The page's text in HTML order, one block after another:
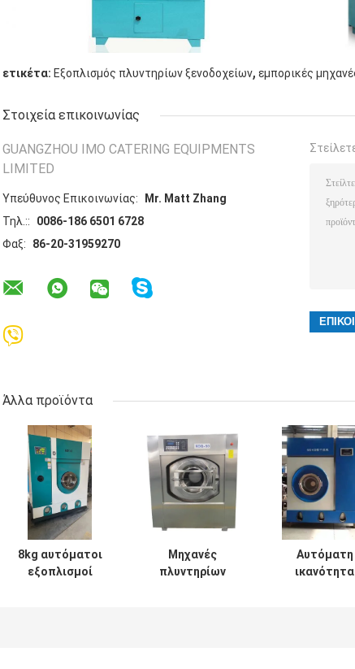
ετικέτα: Εξοπλισμός πλυντηρίων ξενοδοχείων, εμπορικές
Στοιχεία επικοινωνίας
GUANGZHOU IMO CATERING EQUIPMENTS
LIMITED
Υπεύθυνος Επικοινωνίας:
Mr. Matt Zhang
Τηλ.::
0086-186 6501 6728
Φαξ:
86-20-31959270
Άλλα προϊόντα
8kg αυτόματοι
εξοπλισμοί
Μηχανές
πλυντηρίων
Αυτόματη
ικανότητα